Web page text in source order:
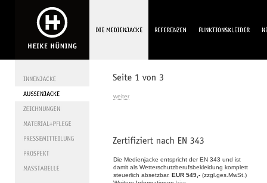
weiter
Die Medienjacke entspricht der EN 343 und ist
damit als Wetterschutzberufsbekleidung komplett
steuerlich absetzbar. EUR 549,- (zzgl.ges.MwSt.)